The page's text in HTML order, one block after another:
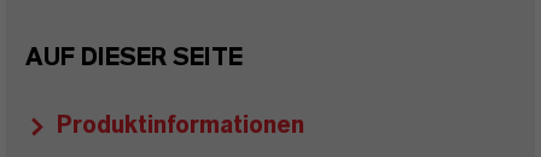
AUF DIESER SEITE
Produktinformationen